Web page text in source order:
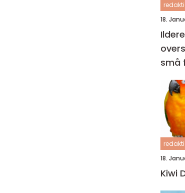
18.
små
18.
Kiwi